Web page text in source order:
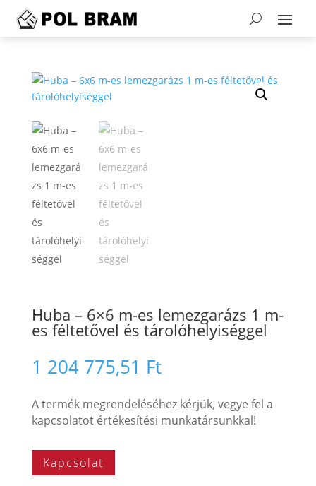
Huba – 6×6 m-es lemezgarázs 1 m-
es féltetővel és tárolóhelyiséggel
1 204 775,51 Ft
A termék megrendeléséhez kérjük, vegye fel a
kapcsolatot értékesítési munkatársunkkal!
Kapcsolat